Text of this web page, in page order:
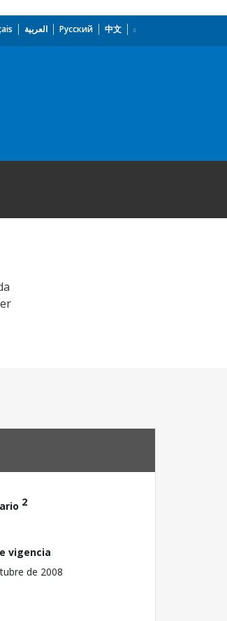
العربية Русский 中文
2
vigencia
de 2008